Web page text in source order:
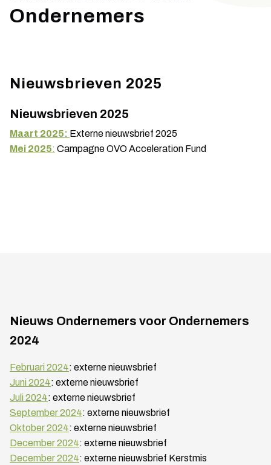
Ondernemers
Nieuwsbrieven 2025
Nieuwsbrieven 2025
Maart 2025: Externe nieuwsbrief 2025
Mei 2025: Campagne OVO Acceleration Fund
Nieuws Ondernemers voor Ondernemers
2024
Februari 2024: externe nieuwsbrief
Juni 2024: externe nieuwsbrief
Juli 2024: externe nieuwsbrief
September 2024: externe nieuwsbrief
Oktober 2024: externe nieuwsbrief
December 2024: externe nieuwsbrief
December 2024: externe nieuwsbrief Kerstmis